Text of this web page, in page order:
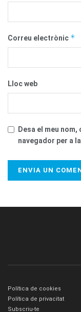
Correu electrònic *
Lloc web
Desa el meu
navegador per a
Política de cookies
Política de privacitat
Subscriu-te